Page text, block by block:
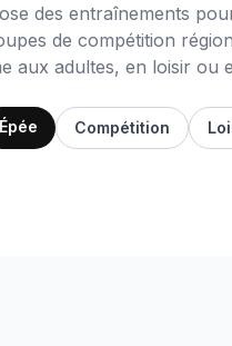
des entraînements
de compétition
aux adultes, en loisir ou
Épée Compétition